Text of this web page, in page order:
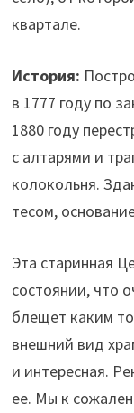
квартале.
История:
в 1777 году по
1880 году
с алтарями и
колокольня.
тесом,
Эта старинная
состоянии, что
блещет каким
внешний вид
и интересная.
ее. Мы к